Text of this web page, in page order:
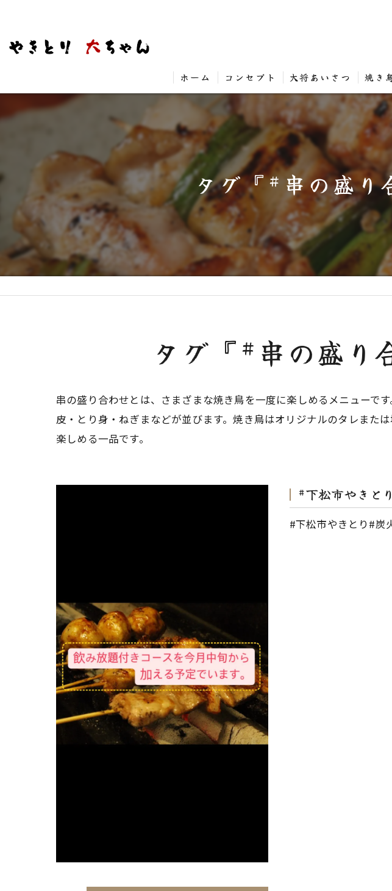
ホーム コンセプト 大将あいさつ 焼き
タグ『#串の盛り
タグ『#串の盛り
串の盛り合わせとは、さまざまな焼き鳥を一度に楽しめるメニューで
皮・とり身・ねぎまなどが並びます。焼き鳥はオリジナルのタレまた
楽しめる一品です。
#下松市やきと
#下松市やきとり#炭